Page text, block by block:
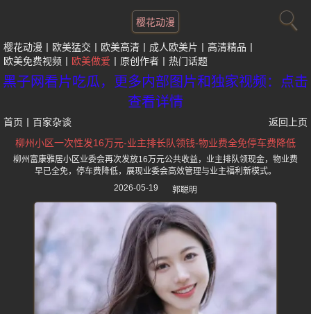
樱花动漫
樱花动漫 欧美猛交 欧美高清 成人欧美片
高清精品
欧美免费视频
欧美做爱 原创作者 热门话题
黑子网看片吃瓜，更多内部图片和独家视频：点击
查看详情
首页 百家杂谈
返回上页
柳州小区一次性发16万元-业主排长队领钱-物业费全免停车费降低
柳州富康雅居小区业委会再次发放16万元公共收益，业主排队领现金，物业费
早已全免，停车费降低，展现业委会高效管理与业主福利新模式。
2026-05-19
郭聪明